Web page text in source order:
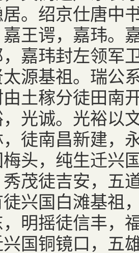
。绍京仕唐中
王谔，嘉玮。
嘉玮封左领军
源基祖。瑞公
土稼分徒田南
光诚。光裕以
徒南昌新建，
头，纯生迁兴
茂徒吉安，五
兴国白滩基祖
明摇徒信丰，
国铜镜口，五